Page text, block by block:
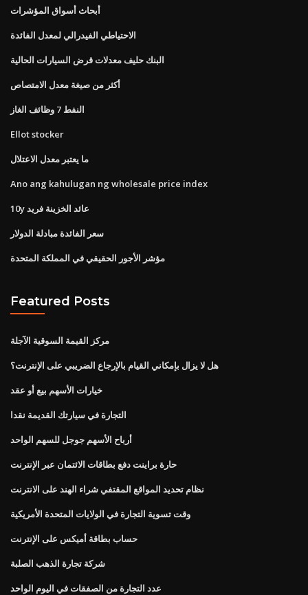
أبحاث أسواق المؤشرات
الاحتياطي الفيدرالي لمعدل الفائدة
البنك حليف معدلات قرض السيارات الحالية
أكثر من صيغة معدل الامتصاص
النفط 7 وظائف الغاز
Ellot stocker
ما يعتبر معدل الاعتلال
Ano ang kahulugan ng wholesale price index
10y عائد الخزينة فريد
سعر الفائدة مبادلة الدولار
مؤشر الأجور الحقيقي في المملكة المتحدة
Featured Posts
مركز القيمة السوقية الآجلة
هل لا يزال بإمكاني القيام بالإرجاع الضريبي على الإنترنت؟
خيارات الأسهم بيع أو عقد
التجارة في سيارتك القديمة نقدا
أرباح الأسهم جوجل للسهم الواحد
حارة براينت دفع بطاقات الائتمان عبر الإنترنت
نظام تحديد المواقع المقتفي شراء الهند على الانترنت
وقت تسوية التجارة في الولايات المتحدة الأمريكية
حساب بطاقة أميكس على الإنترنت
شركة تجارة الذهب الصلبة
عدد التجارة من الصفقات في اليوم الواحد